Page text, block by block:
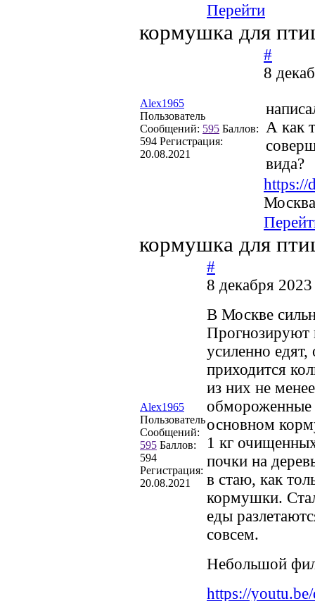
Перейти
кормушка для
Alex1965
Пользователь
Сообщений: 595 Баллов:
594 Регистрация:
20.08.2021
#
8
А как
вида?
https://
кормушка для
Alex1965
Пользователь
Сообщений:
595 Баллов:
594
Регистрация:
20.08.2021
#
8 декабря
В Москве
Прогнозируют
усиленно едят,
приходится
из них не
обмороженные
основном
1 кг
почки на
в стаю, как
кормушки.
еды
совсем.
Небольшой
https://